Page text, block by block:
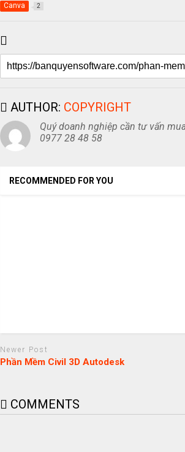
Canva 2
AUTHOR: COPYRIGHT
Quý doanh nghiệp cần tư vấn
0977 28 48 58
RECOMMENDED FOR YOU
Newer Post
Phần Mềm Civil 3D Autodesk
COMMENTS